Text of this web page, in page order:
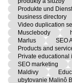
Produkte und
business directory
Video duplication
Musclebody
Marlus
SEO
Products and
Private educational
SEO marketing
Maldivy
ubytovanie Malinô